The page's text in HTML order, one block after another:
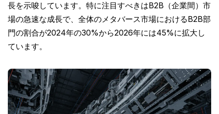
長を示唆しています。特に注目すべきはB2B（企業間）市
場の急速な成長で、全体のメタバース市場におけるB2B部
門の割合が2024年の30%から2026年には45%に拡大し
ています。